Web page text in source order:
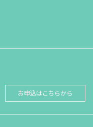
お申込はこちらから